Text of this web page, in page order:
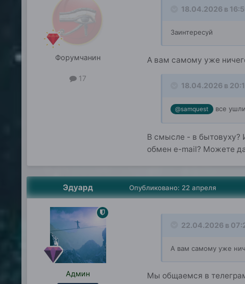
Форумчанин
17
18.04.2026 в
Заинтересуй
А вам самому уже
18.04.2026 в
@samquest все
В смысле - в бытовуху?
обмен e-mail? Можете
Эдуард
Админ
Опубликовано: 22 апреля
22.04.2026 в
А вам самому уже
Мы общаемся в